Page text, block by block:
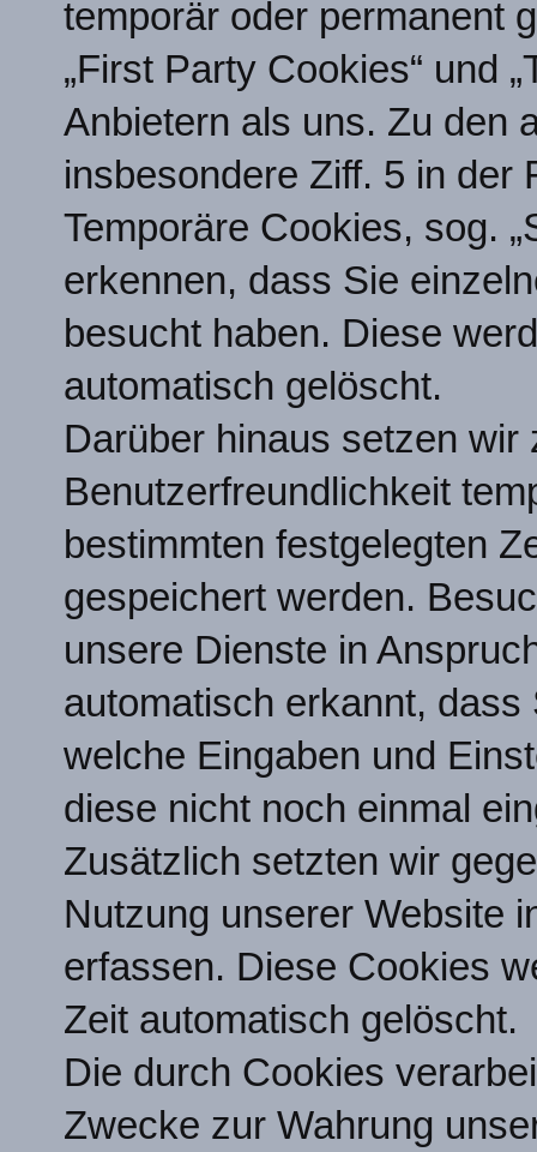
temporär oder permanent
„First Party Cookies“ und
Anbietern als uns. Zu den
insbesondere Ziff. 5 in der
Temporäre Cookies, sog.
erkennen, dass Sie
besucht haben. Diese
automatisch gelöscht.
Darüber hinaus setzen wir
Benutzerfreundlichkeit
bestimmten festgelegten
gespeichert werden.
unsere Dienste in
automatisch erkannt,
welche Eingaben und
diese nicht noch einmal
Zusätzlich setzten wir
Nutzung unserer Website
erfassen. Diese Cookies
Zeit automatisch gelöscht.
Die durch Cookies
Zwecke zur Wahrung